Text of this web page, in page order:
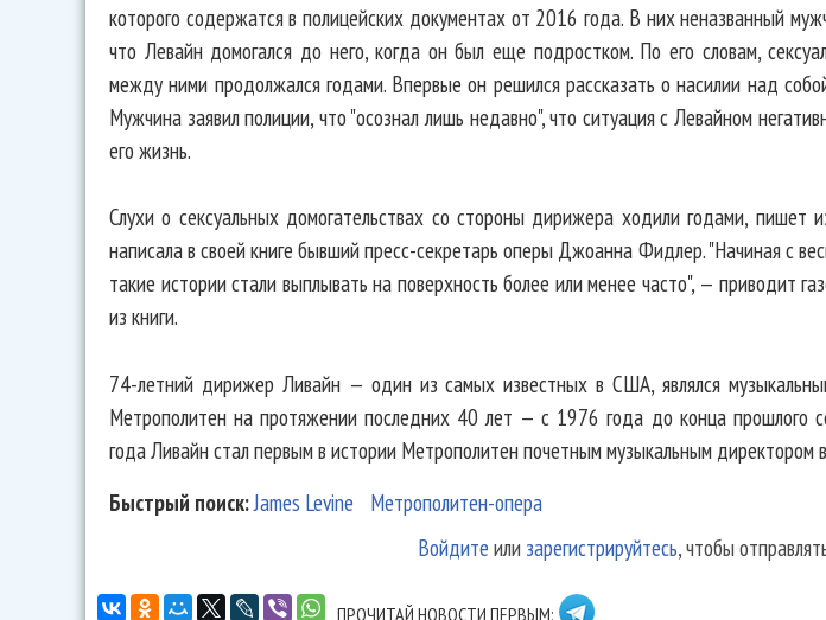
которого содержатся в полицейских документах от 2016 года. В них неназванный
что Левайн домогался до него, когда он был еще подростком. По его словам,
между ними продолжался годами. Впервые он решился рассказать о насилии над
Мужчина заявил полиции, что "осознал лишь недавно", что ситуация с Левайном
его жизнь.
Слухи о сексуальных домогательствах со стороны дирижера ходили годами, пишет
написала в своей книге бывший пресс-секретарь оперы Джоанна Фидлер. "Начиная с
такие истории стали выплывать на поверхность более или менее часто", — приводит
из книги.
74-летний дирижер Ливайн — один из самых известных в США, являлся
Метрополитен на протяжении последних 40 лет — с 1976 года до конца прошлого
года Ливайн стал первым в истории Метрополитен почетным музыкальным директором
Быстрый поиск:James Levine
Метрополитен-опера
Войдите или зарегистрируйтесь, чтобы
ПРОЧИТАЙ НОВОСТИ ПЕРВЫМ: